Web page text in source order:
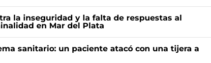
la inseguridad y la falta de respuestas al
en Mar del Plata
sanitario: un paciente atacó con una tijera a